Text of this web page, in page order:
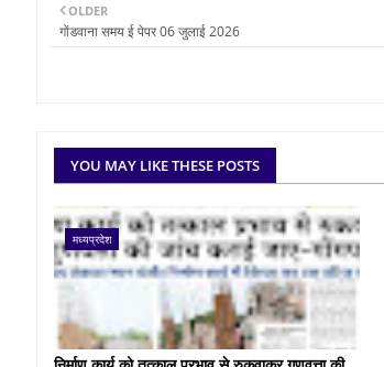
OLDER
गोंडवाना समय ई पेपर 06 जुलाई 2026
YOU MAY LIKE THESE POSTS
मध्यप्रदेश